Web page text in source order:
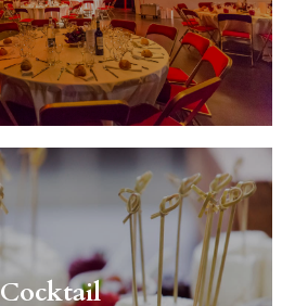
Cocktail